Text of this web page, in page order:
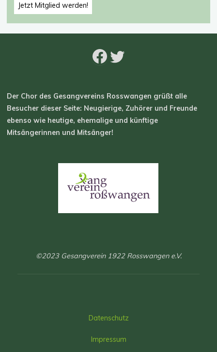
Jetzt Mitglied werden!
Facebook
Twitter
Der Chor des Gesangvereins Rosswangen grüßt alle
Besucher dieser Seite: Neugierige, Zuhörer und Freunde
ebenso wie heutige, ehemalige und künftige
Mitsängerinnen und Mitsänger!
©2023 Gesangverein 1922 Rosswangen e.V.
Datenschutz
Impressum